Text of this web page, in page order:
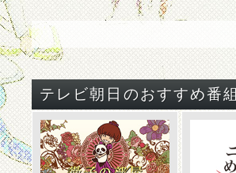
テレビ朝日のおすすめ番組